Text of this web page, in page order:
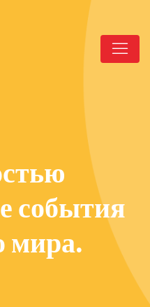
события
мира.